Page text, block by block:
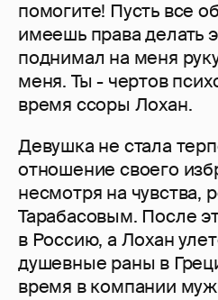
помогите! Пусть все
имеешь права делать
поднимал на меня
меня. Ты - чертов
время ссоры Лохан.
Девушка не стала
отношение своего
несмотря на чувства,
Тарабасовым. После
в Россию, а Лохан
душевные раны в
время в компании